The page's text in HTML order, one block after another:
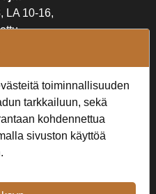
LA 10-16,
Meitä
toiminnallisuuden
tarkkailuun, sekä
kohdennettua
sivuston käyttöä